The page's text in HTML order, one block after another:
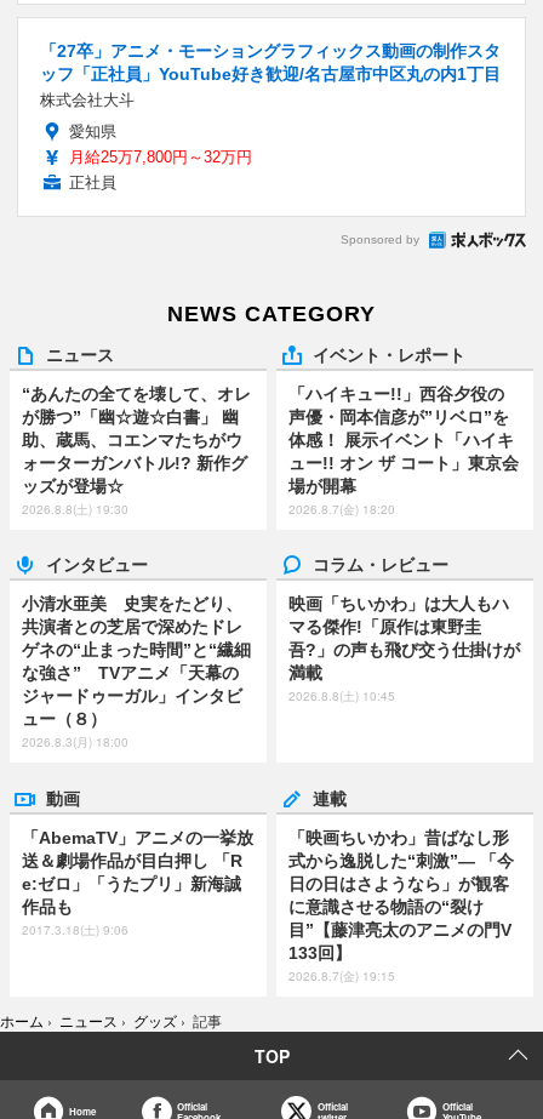
「27卒」アニメ・モーショングラフィックス動画の制作スタ
ッフ「正社員」YouTube好き歓迎/名古屋市中区丸の内1丁目
株式会社大斗
愛知県
月給25万7,800円～32万円
正社員
Sponsored by
NEWS CATEGORY
ニュース
“あんたの全てを壊して、オレ
が勝つ”「幽☆遊☆白書」 幽
助、蔵馬、コエンマたちがウ
ォーターガンバトル!? 新作グ
ッズが登場☆
2026.8.8(土) 19:30
イベント・レポート
「ハイキュー!!」西谷夕役の
声優・岡本信彦が”リベロ”を
体感！ 展示イベント「ハイキ
ュー!! オン ザ コート」東京会
場が開幕
2026.8.7(金) 18:20
インタビュー
小清水亜美 史実をたどり、
共演者との芝居で深めたドレ
ゲネの“止まった時間”と“繊細
な強さ” TVアニメ「天幕の
ジャードゥーガル」インタビ
ュー（８）
2026.8.3(月) 18:00
コラム・レビュー
映画「ちいかわ」は大人もハ
マる傑作!「原作は東野圭
吾?」の声も飛び交う仕掛けが
満載
2026.8.8(土) 10:45
動画
「AbemaTV」アニメの一挙放
送＆劇場作品が目白押し 「R
e:ゼロ」「うたプリ」新海誠
作品も
2017.3.18(土) 9:06
連載
「映画ちいかわ」昔ばなし形
式から逸脱した“刺激”― 「今
日の日はさようなら」が観客
に意識させる物語の“裂け
目”【藤津亮太のアニメの門V
133回】
2026.8.7(金) 19:15
ホーム › ニュース › グッズ › 記事
TOP
Home
Official
Facebook
Official
twitter
Official
YouTube